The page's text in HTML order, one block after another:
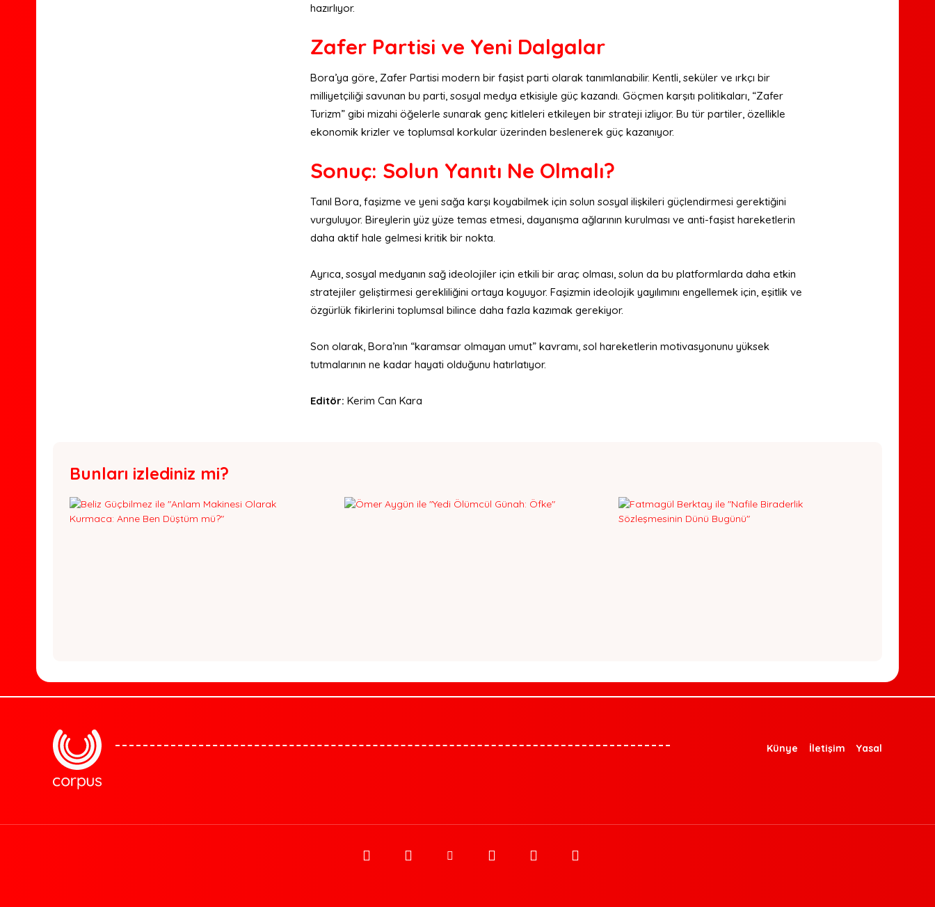
hazırlıyor.
Zafer Partisi ve Yeni Dalgalar
Bora’ya göre, Zafer Partisi modern bir faşist parti olarak tanımlanabilir. Kentli, seküler ve ırkçı bir
milliyetçiliği savunan bu parti, sosyal medya etkisiyle güç kazandı. Göçmen karşıtı politikaları, “Zafer
Turizm” gibi mizahi öğelerle sunarak genç kitleleri etkileyen bir strateji izliyor. Bu tür partiler, özellikle
ekonomik krizler ve toplumsal korkular üzerinden beslenerek güç kazanıyor.
Sonuç: Solun Yanıtı Ne Olmalı?
Tanıl Bora, faşizme ve yeni sağa karşı koyabilmek için solun sosyal ilişkileri güçlendirmesi gerektiğini
vurguluyor. Bireylerin yüz yüze temas etmesi, dayanışma ağlarının kurulması ve anti-faşist hareketlerin
daha aktif hale gelmesi kritik bir nokta.
Ayrıca, sosyal medyanın sağ ideolojiler için etkili bir araç olması, solun da bu platformlarda daha etkin
stratejiler geliştirmesi gerekliliğini ortaya koyuyor. Faşizmin ideolojik yayılımını engellemek için, eşitlik ve
özgürlük fikirlerini toplumsal bilince daha fazla kazımak gerekiyor.
Son olarak, Bora’nın “karamsar olmayan umut” kavramı, sol hareketlerin motivasyonunu yüksek
tutmalarının ne kadar hayati olduğunu hatırlatıyor.
Editör: Kerim Can Kara
Bunları izlediniz mi?
Künye İletişim Yasal